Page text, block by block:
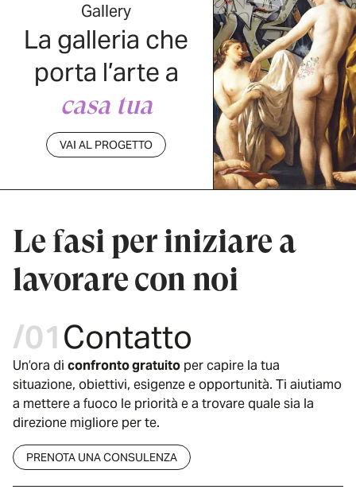
Gallery
La galleria che
porta l’arte a
casa tua
VAI AL PROGETTO
Le fasi per iniziare a
lavorare con noi
/01Contatto
Un’ora di confronto gratuito per capire la tua
situazione, obiettivi, esigenze e opportunità. Ti aiutiamo
a mettere a fuoco le priorità e a trovare quale sia la
direzione migliore per te.
PRENOTA UNA CONSULENZA